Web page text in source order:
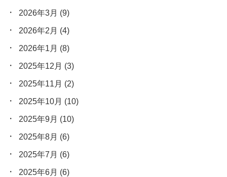
2026年3月 (9)
2026年2月 (4)
2026年1月 (8)
2025年12月 (3)
2025年11月 (2)
2025年10月 (10)
2025年9月 (10)
2025年8月 (6)
2025年7月 (6)
2025年6月 (6)